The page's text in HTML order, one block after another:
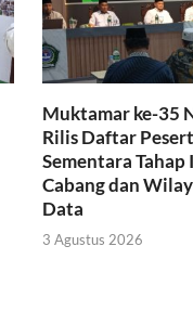
Muktamar ke-35
Rilis Daftar
Sementara Tahap
Cabang dan
Data
3 Agustus 2026